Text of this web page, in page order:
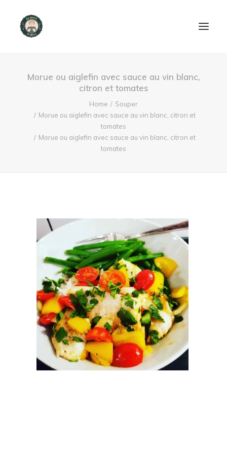
ACCUEIL
PRODUITS ET SERVICES
NOUS CONTACTER
RECETTES
Morue ou aiglefin avec sauce au vin blanc,
citron et tomates
Home
Souper
Morue ou aiglefin avec sauce au vin blanc, citron et
tomates
Morue ou aiglefin avec sauce au vin blanc, citron et
tomates